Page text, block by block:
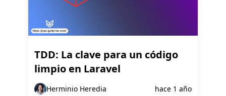
TDD: La clave para un código
limpio en Laravel
Herminio Heredia hace 1 año